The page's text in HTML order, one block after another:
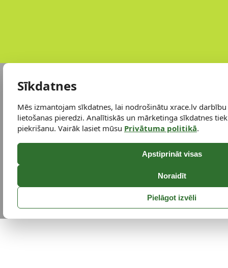
Sīkdatnes
Mēs izmantojam sīkdatnes, lai nodrošinātu xrace.lv
lietošanas pieredzi. Analītiskās un mārketinga sīkdatnes
piekrišanu. Vairāk lasiet mūsu Privātuma politikā.
Apstiprināt visas
Noraidīt
Pielāgot izvēli